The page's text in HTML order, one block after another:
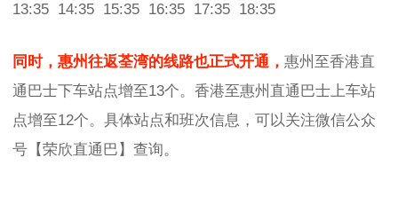
13:35 14:35 15:35 16:35 17:35 18:35
同时，惠州往返荃湾的线路也正式开通， 惠州至香港直
通巴士下车站点增至13个。香港至惠州直通巴士上车站
点增至12个。具体站点和班次信息，可以关注微信公众
号【荣欣直通巴】查询。